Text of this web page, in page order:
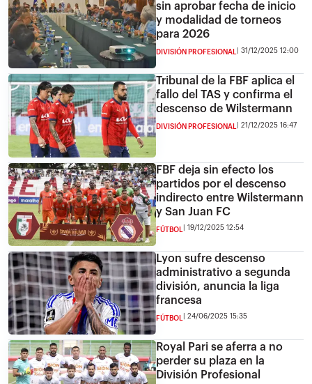
sin aprobar fecha de inicio
y modalidad de torneos
para 2026
DIVISIÓN PROFESIONAL 31/12/2025 12:00
Tribunal de la FBF aplica el
fallo del TAS y confirma el
descenso de Wilstermann
DIVISIÓN PROFESIONAL 21/12/2025 16:47
FBF deja sin efecto los
partidos por el descenso
indirecto entre Wilstermann
y San Juan FC
FÚTBOL 19/12/2025 12:54
Lyon sufre descenso
administrativo a segunda
división, anuncia la liga
francesa
FÚTBOL 24/06/2025 15:35
Royal Pari se aferra a no
perder su plaza en la
División Profesional